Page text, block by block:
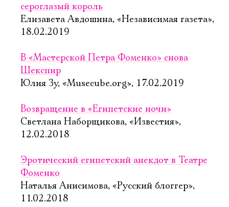
сероглазый король
Елизавета Авдошина, «Независимая газета»,
18.02.2019
В «Мастерской Петра Фоменко» снова
Шекспир
Юлия Зу, «Musecube.org», 17.02.2019
Возвращение в «Египетские ночи»
Светлана Наборщикова, «Известия»,
12.02.2018
Эротический египетский анекдот в Театре
Фоменко
Наталья Анисимова, «Русский блоггер»,
11.02.2018